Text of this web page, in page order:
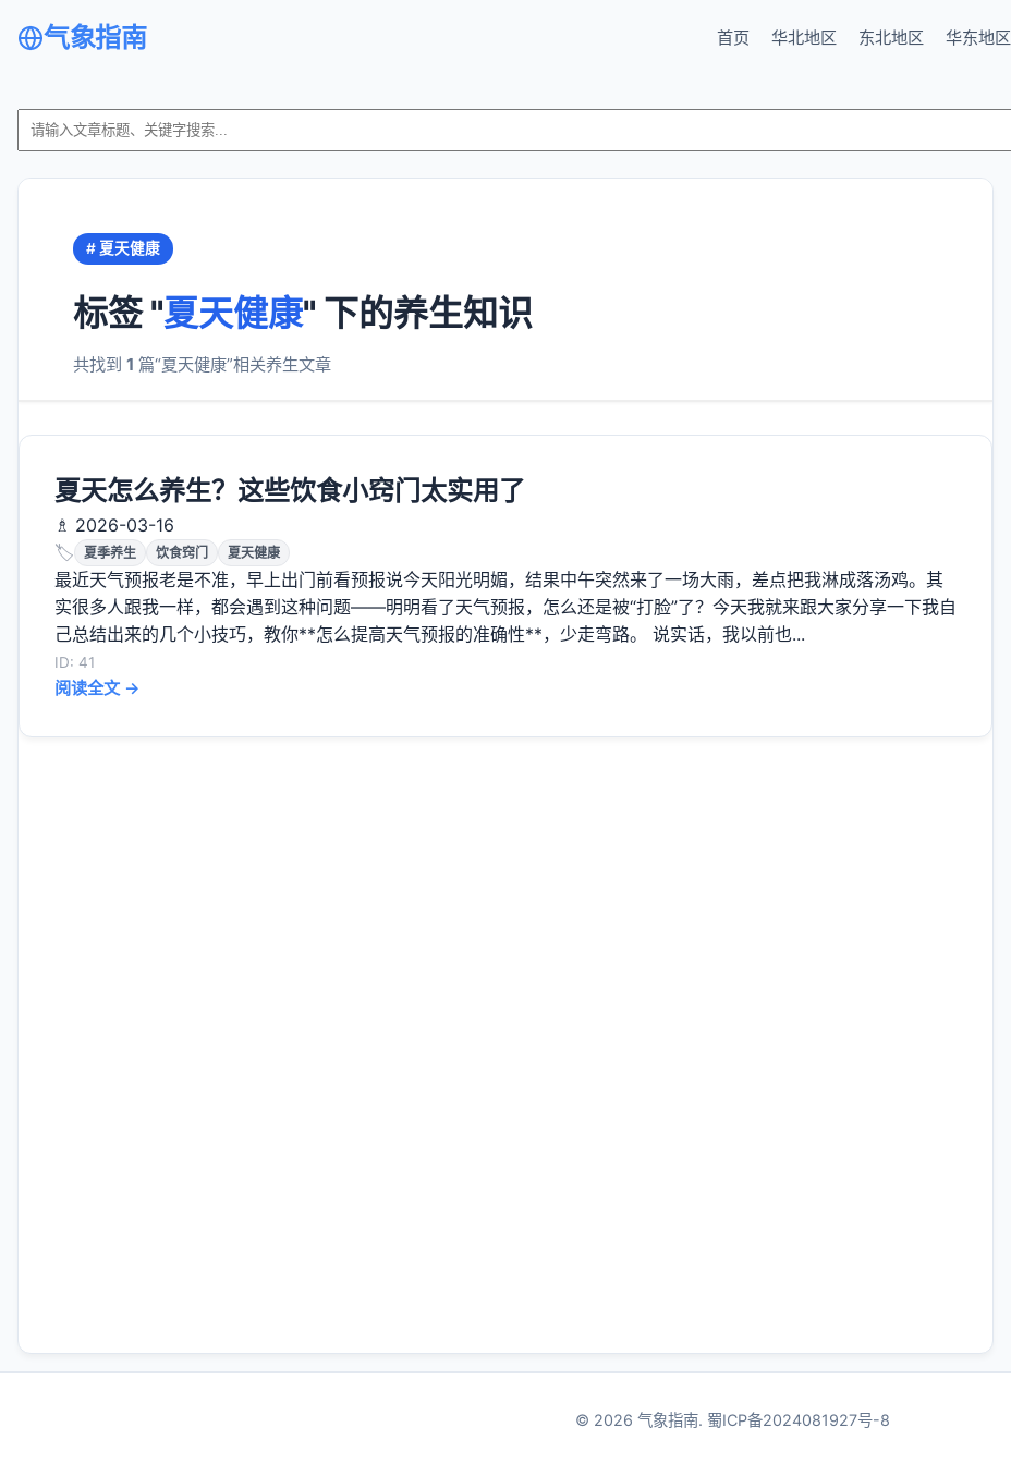
气象指南 首页 华北地区 东北地区 华东地区
# 夏天健康
标签 "夏天健康" 下的养生知识
共找到 1 篇“夏天健康”相关养生文章
夏天怎么养生？这些饮食小窍门太实用了
♗ 2026-03-16
🏷️
夏季养生 饮食窍门 夏天健康
最近天气预报老是不准，早上出门前看预报说今天阳光明媚，结果中午突然来了一场大雨，差点把我淋成落汤鸡。其
实很多人跟我一样，都会遇到这种问题——明明看了天气预报，怎么还是被“打脸”了？今天我就来跟大家分享一下我自
己总结出来的几个小技巧，教你**怎么提高天气预报的准确性**，少走弯路。 说实话，我以前也...
ID: 41
阅读全文 →
© 2026 气象指南. 蜀ICP备2024081927号-8